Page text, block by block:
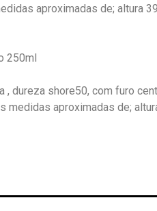
aproximadas de; altura
250ml
, dureza shore50, com furo
medidas aproximadas de;